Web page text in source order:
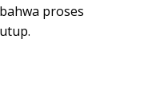
proses